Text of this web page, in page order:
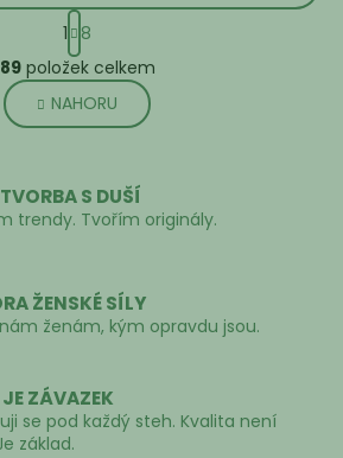
O
v
l
á
a
c
r
v
v
ý
S
t
r
á
n
k
á
n
1
8
89položek celkem
NAHORU
S DUŠÍ
trendy. Tvořím originály.
ŽENSKÉ SÍLY
ženám, kým opravdu jsou.
ZÁVAZEK
se pod každý steh. Kvalita není
základ.